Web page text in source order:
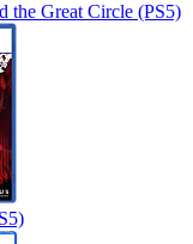
the Great Circle (PS5)